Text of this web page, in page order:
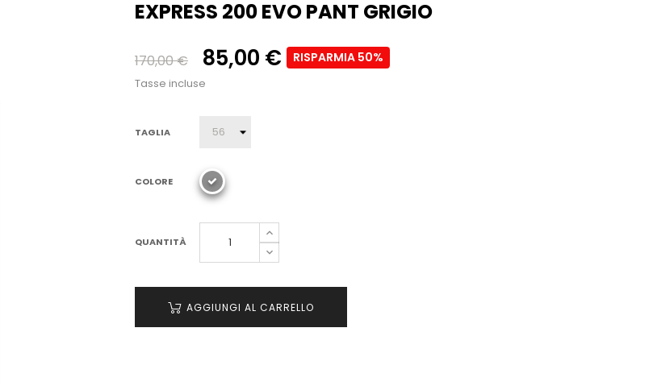
EXPRESS 200 EVO PANT GRIGIO
170,00 € 85,00 € RISPARMIA 50%
Tasse incluse
TAGLIA
COLORE
QUANTITÀ
AGGIUNGI AL CARRELLO